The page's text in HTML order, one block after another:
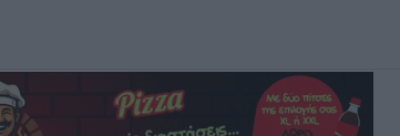
RSS
Επικοινωνία με το